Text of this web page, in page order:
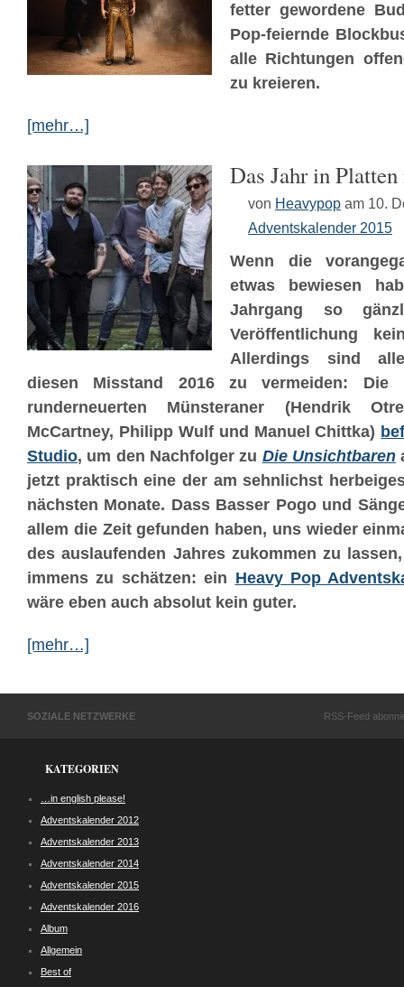
fetter gewordene
Pop-feiernde
alle Richtungen
zu kreieren.
[mehr…]
Das Jahr in
von Heavypop am 10.
Adventskalender 2015
Wenn die
etwas bewiesen
Jahrgang so
Veröffentlichung
Allerdings sind
diesen Misstand 2016 zu vermeiden: Die
runderneuerten Münsteraner (Hendrik
McCartney, Philipp Wulf und Manuel Chittka)
Studio, um den Nachfolger zu Die Unsichtbaren
jetzt praktisch eine der am sehnlichst
nächsten Monate. Dass Basser Pogo und
allem die Zeit gefunden haben, uns wieder
des auslaufenden Jahres zukommen zu
immens zu schätzen: ein Heavy Pop
wäre eben auch absolut kein guter.
[mehr…]
SOZIALE NETZWERKE RSS-Feed
KATEGORIEN
…in english please!
Adventskalender 2012
Adventskalender 2013
Adventskalender 2014
Adventskalender 2015
Adventskalender 2016
Album
Allgemein
Best of